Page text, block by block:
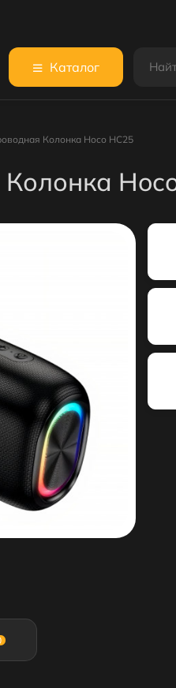
Каталог
Колонка Hoco HC25